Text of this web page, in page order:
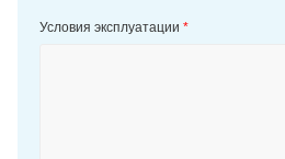
Условия эксплуатации *